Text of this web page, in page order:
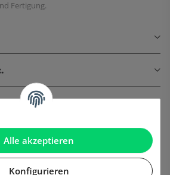
Alle akzeptieren
Konfigurieren
Fertigung.